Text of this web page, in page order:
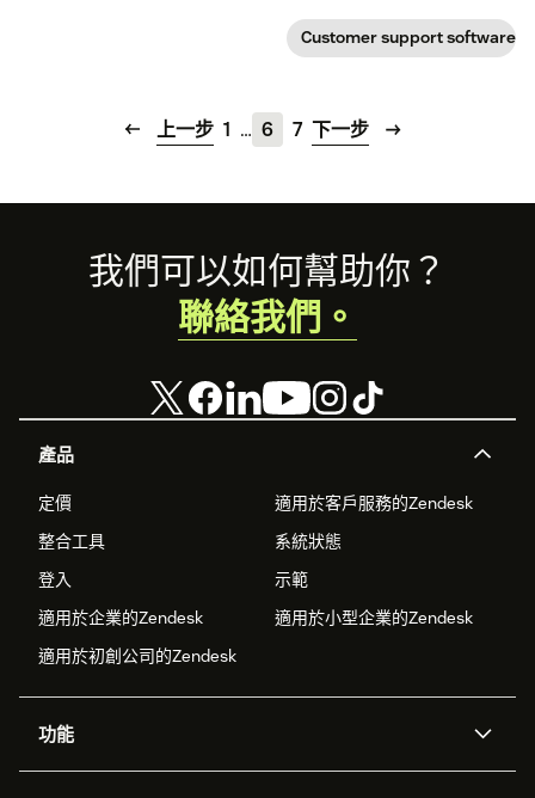
customers and business that
Customer support software
上一步 1 … 6 7 下一步
Footer
產品
定價
適用於客戶服務的Zendesk
整合工具
系統狀態
登入
示範
適用於企業的Zendesk
適用於小型企業的Zendesk
適用於初創公司的Zendesk
功能
我們可以如何幫助你？
聯絡我們。